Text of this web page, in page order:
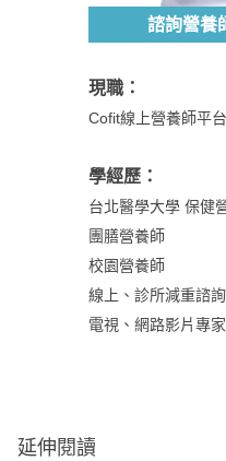
諮詢營養
現職：
Cofit線上營養師平
學經歷：
台北醫學大學 保健
團膳營養師
校園營養師
線上、診所減重諮
電視、網路影片專
延伸閱讀